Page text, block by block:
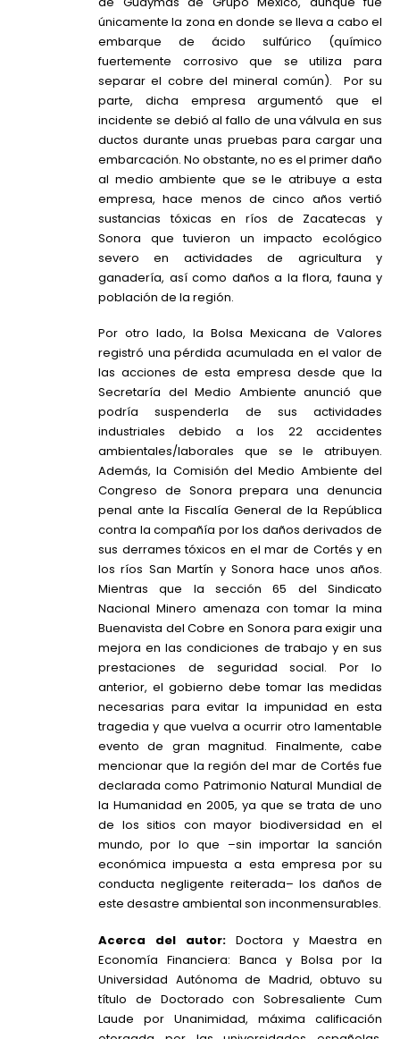
únicamente la zona en donde se lleva a cabo el
embarque de ácido sulfúrico (químico
fuertemente corrosivo que se utiliza para
separar el cobre del mineral común). Por su
parte, dicha empresa argumentó que el
incidente se debió al fallo de una válvula en sus
ductos durante unas pruebas para cargar una
embarcación. No obstante, no es el primer daño
al medio ambiente que se le atribuye a esta
empresa, hace menos de cinco años vertió
sustancias tóxicas en ríos de Zacatecas y
Sonora que tuvieron un impacto ecológico
severo en actividades de agricultura y
ganadería, así como daños a la flora, fauna y
población de la región.
Por otro lado, la Bolsa Mexicana de Valores
registró una pérdida acumulada en el valor de
las acciones de esta empresa desde que la
Secretaría del Medio Ambiente anunció que
podría suspenderla de sus actividades
industriales debido a los 22 accidentes
ambientales/laborales que se le atribuyen.
Además, la Comisión del Medio Ambiente del
Congreso de Sonora prepara una denuncia
penal ante la Fiscalía General de la República
contra la compañía por los daños derivados de
sus derrames tóxicos en el mar de Cortés y en
los ríos San Martín y Sonora hace unos años.
Mientras que la sección 65 del Sindicato
Nacional Minero amenaza con tomar la mina
Buenavista del Cobre en Sonora para exigir una
mejora en las condiciones de trabajo y en sus
prestaciones de seguridad social. Por lo
anterior, el gobierno debe tomar las medidas
necesarias para evitar la impunidad en esta
tragedia y que vuelva a ocurrir otro lamentable
evento de gran magnitud. Finalmente, cabe
mencionar que la región del mar de Cortés fue
declarada como Patrimonio Natural Mundial de
la Humanidad en 2005, ya que se trata de uno
de los sitios con mayor biodiversidad en el
mundo, por lo que –sin importar la sanción
económica impuesta a esta empresa por su
conducta negligente reiterada– los daños de
este desastre ambiental son inconmensurables.
Acerca del autor: Doctora y Maestra en
Economía Financiera: Banca y Bolsa por la
Universidad Autónoma de Madrid, obtuvo su
título de Doctorado con Sobresaliente Cum
Laude por Unanimidad, máxima calificación